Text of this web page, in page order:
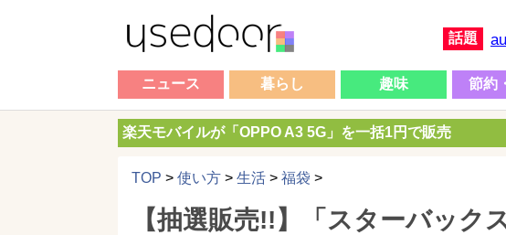
話題
ニュース 暮らし 趣味 節約
楽天モバイルが「OPPO A3 5G」を一括1円で販売
TOP > 使い方 > 生活 > 福袋 >
【抽選販売!!】「スターバック